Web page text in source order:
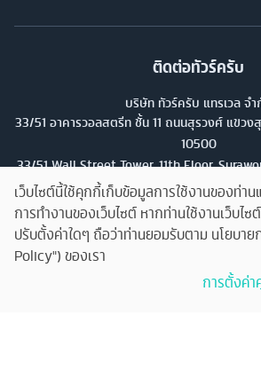
ติดต่อทัวร์ครับ
บริษัท ทัวร์ครับ แทรเวล จ
33/51 อาคารวอลสตรีท ชั้น 11 ถนนสุรวงศ์ แขวง
10500
33/51 Wall Street Tower, 11th Floor,
Bangrak, Bangkok. โทร02-
เลขที่ใบอนุญาต
11/13224
คุยกั
เว็บไซต์นี้ใช้คุกกี้เก็บข้อมูลการใช้งานของท่า
การทำงานของเว็บไซต์ หากท่านใช้งานเว็บไซ
ปรับตั้งค่าใดๆ ถือว่าท่านยอมรับตาม นโยบา
Policy") ของเรา
การตั้งค่